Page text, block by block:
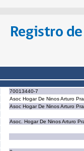
70013440-7
Asoc Hogar De Ninos Arturo
Asoc Hogar De Ninos Arturo
Asoc. Hogar De Ninos Arturo